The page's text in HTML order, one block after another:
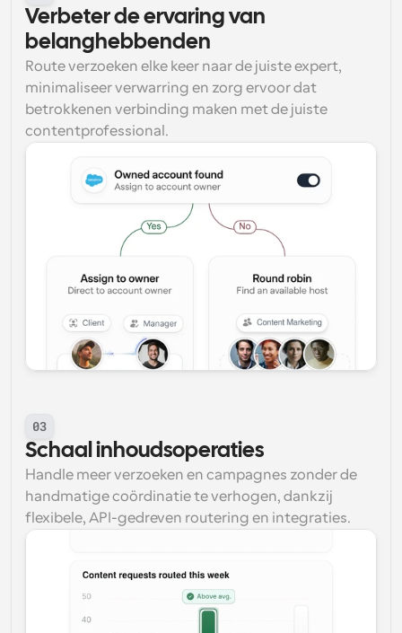
Verbeter de ervaring van
belanghebbenden
Route verzoeken elke keer naar de juiste expert,
minimaliseer verwarring en zorg ervoor dat
betrokkenen verbinding maken met de juiste
contentprofessional.
03
Schaal inhoudsoperaties
Handle meer verzoeken en campagnes zonder de
handmatige coördinatie te verhogen, dankzij
flexibele, API-gedreven routering en integraties.